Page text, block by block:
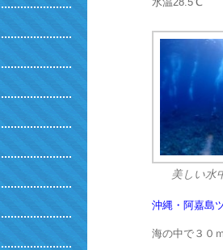
美しい水
沖縄・阿嘉島
海の中で３０